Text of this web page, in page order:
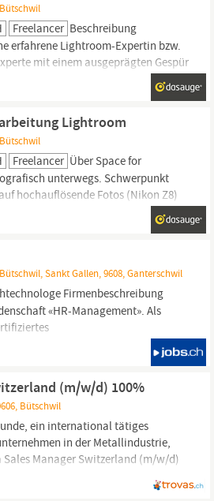
Freelancer Beschreibung
erfahrene Lightroom-Expertin bzw.
mit einem ausgeprägten Gespür
Ziel ist die professionelle
RAW-Dateien, sodass
hochwertigen Druck...
Lightroom
Freelancer Über Space for
unterwegs. Schwerpunkt
hochauflösende Fotos (Nikon Z8)
blaue Stunde,
selbst Fotos in Lightroom
den „ultimativ kreativen
Sankt Gallen, 9608, Ganterschwil
Firmenbeschreibung
«HR-Management». Als
mit 47 Filialen und über 250
pflegt Flexsis AG seit 1997 mit
zu einer Vielzahl von
innen eine partnerschaftliche...
(m/w/d) 100%
Bütschwil
ein international tätiges
in der Metallindustrie,
Sales Manager Switzerland (m/w/d)
Umsatzentwicklung im
mit Vertriebspartnern -